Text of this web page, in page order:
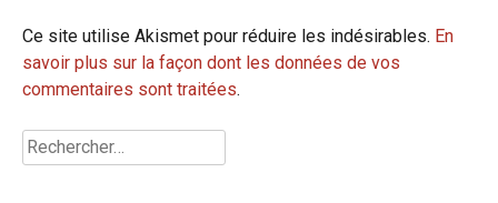
Ce site utilise Akismet pour réduire les indésirables. En
savoir plus sur la façon dont les données de vos
commentaires sont traitées.
Rechercher :